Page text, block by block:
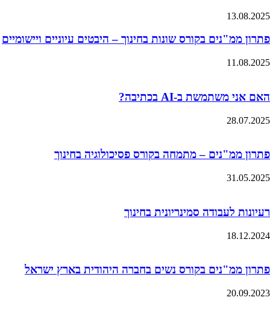
13.08.2025
פתרון ממ"נים בקורס שונות בחינוך – היבטים עיוניים ויישומיים
11.08.2025
האם אני משתמשת ב-AI בכתיבה?
28.07.2025
פתרון ממ"נים – מתמחה בקורס פסיכולוגיה בחינוך
31.05.2025
רעיונות לעבודה סמינריונית בחינוך
18.12.2024
פתרון ממ"נים בקורס נשים בחברה היהודית בארץ ישראל
20.09.2023